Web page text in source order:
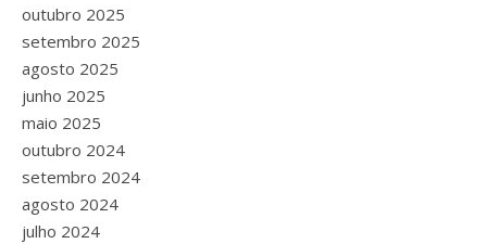
outubro 2025
setembro 2025
agosto 2025
junho 2025
maio 2025
outubro 2024
setembro 2024
agosto 2024
julho 2024